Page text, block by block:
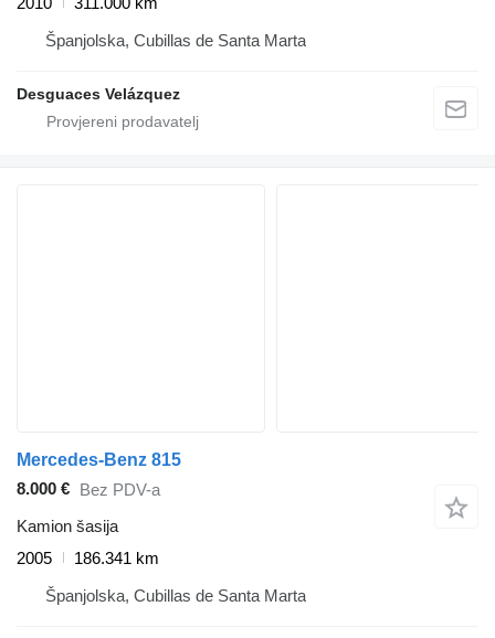
Španjolska, Cubillas de Santa Marta
Desguaces Velázquez
Mercedes-Benz 815
8.000 €
Bez PDV-a
Kamion šasija
2005
186.341 km
Španjolska, Cubillas de Santa Marta